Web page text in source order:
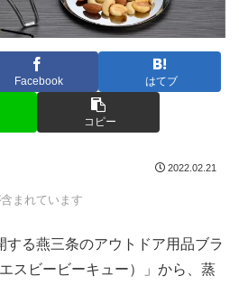
Facebook はてブ
コピー
2022.02.21
まれています
する燕三条のアウトドア用品ブラ
スビービーキュー）」から、蒸